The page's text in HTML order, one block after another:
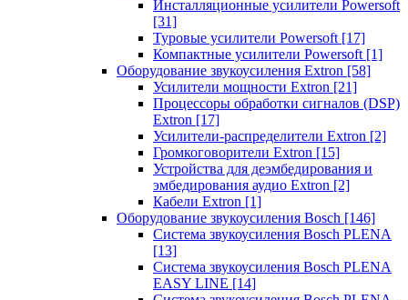
Инсталляционные усилители Powersoft
[31]
Туровые усилители Powersoft [17]
Компактные усилители Powersoft [1]
Оборудование звукоусиления Extron [58]
Усилители мощности Extron [21]
Процессоры обработки сигналов (DSP)
Extron [17]
Усилители-распределители Extron [2]
Громкоговорители Extron [15]
Устройства для деэмбедирования и
эмбедирования аудио Extron [2]
Кабели Extron [1]
Оборудование звукоусиления Bosch [146]
Система звукоусиления Bosch PLENA
[13]
Система звукоусиления Bosch PLENA
EASY LINE [14]